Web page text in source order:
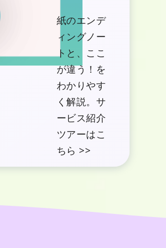
紙のエンデ
ィングノー
トと、ここ
が違う！を
わかりやす
く解説。サ
ービス紹介
ツアーはこ
ちら >>